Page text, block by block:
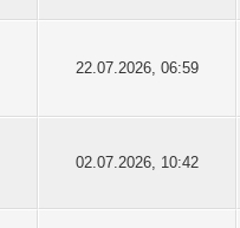
22.07.2026, 06:59
02.07.2026, 10:42